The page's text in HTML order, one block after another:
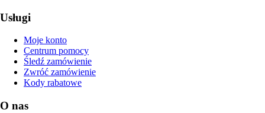
Usługi
Moje konto
Centrum pomocy
Śledź zamówienie
Zwróć zamówienie
Kody rabatowe
O nas